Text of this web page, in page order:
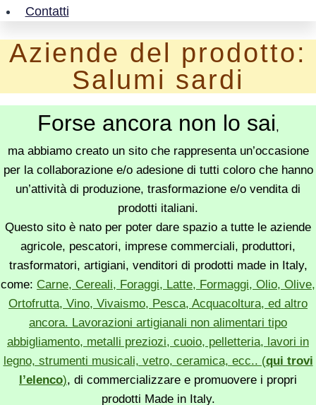
Contatti
Aziende del prodotto:
Salumi sardi
Forse ancora non lo sai,
ma abbiamo creato un sito che rappresenta un’occasione
per la collaborazione e/o adesione di tutti coloro che hanno
un’attività di produzione, trasformazione e/o vendita di
prodotti italiani.
Questo sito è nato per poter dare spazio a tutte le aziende
agricole, pescatori, imprese commerciali, produttori,
trasformatori, artigiani, venditori di prodotti made in Italy,
come: Carne, Cereali, Foraggi, Latte, Formaggi, Olio, Olive,
Ortofrutta, Vino, Vivaismo, Pesca, Acquacoltura, ed altro
ancora. Lavorazioni artigianali non alimentari tipo
abbigliamento, metalli preziozi, cuoio, pelletteria, lavori in
legno, strumenti musicali, vetro, ceramica, ecc.. (qui trovi
l’elenco), di commercializzare e promuovere i propri
prodotti Made in Italy.